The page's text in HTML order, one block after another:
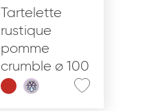
Tartelette
rustique
pomme
crumble ø 100